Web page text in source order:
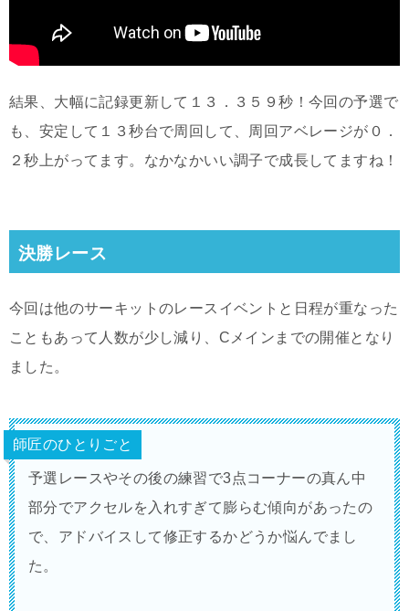
結果、大幅に記録更新して１３．３５９秒！今回の予選で
も、安定して１３秒台で周回して、周回アベレージが０．
２秒上がってます。なかなかいい調子で成長してますね！
決勝レース
今回は他のサーキットのレースイベントと日程が重なった
こともあって人数が少し減り、Cメインまでの開催となり
ました。
師匠のひとりごと
予選レースやその後の練習で3点コーナーの真ん中
部分でアクセルを入れすぎて膨らむ傾向があったの
で、アドバイスして修正するかどうか悩んでまし
た。